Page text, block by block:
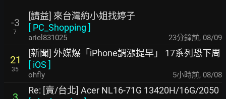
-3
7
[請益] 來台灣約小姐找婷子
[ PC_Shopping ]
ariel831025 23分鐘前, 08/09
21
35
[新聞] 外媒爆「iPhone調漲提早」 17系列恐下周
[ iOS ]
ohfly 5小時前, 08/08
Re: [賣/台北] Acer NL16-71G 13420H/16G/2050